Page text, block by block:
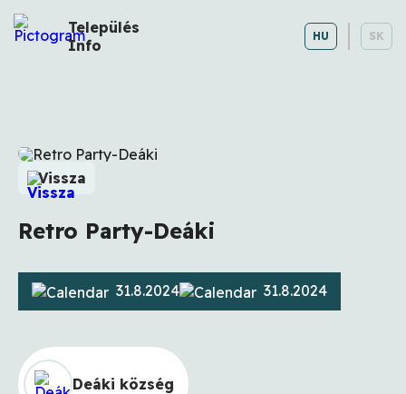
Település
Info
HU SK
Vissza
Retro Party-Deáki
31.8.2024 31.8.2024
Deáki község